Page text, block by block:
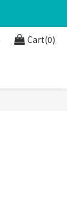
Cart(0)